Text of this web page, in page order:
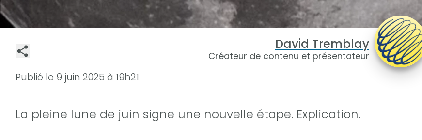
David Tremblay
Créateur de contenu et présentateur
Publié le 9 juin 2025 à 19h21
La pleine lune de juin signe une nouvelle étape. Explication.